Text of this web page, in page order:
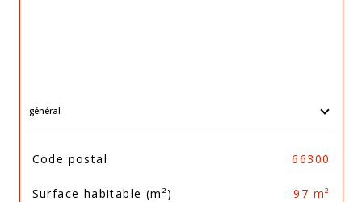
général
TRAD_SIROCCO_Caracteristique
Code postal 66300
Surface habitable (m²) 97 m²